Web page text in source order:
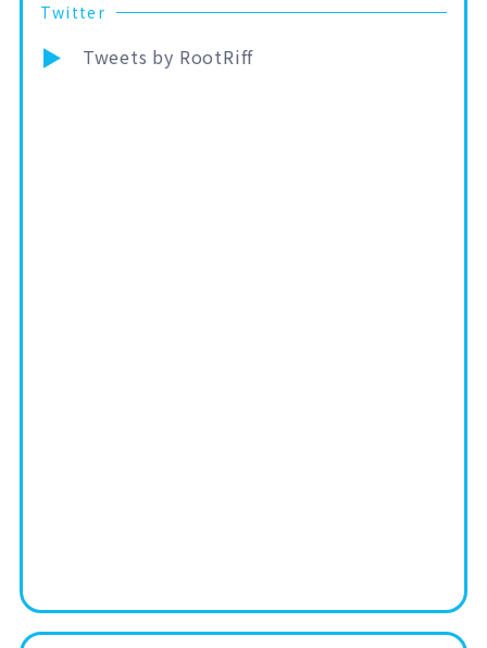
Twitter
Tweets by RootRiff